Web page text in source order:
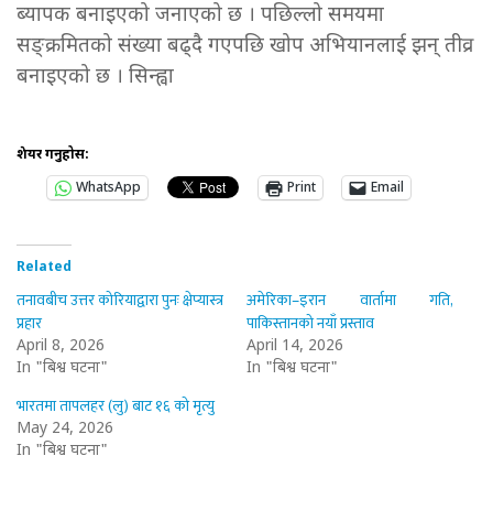
ब्यापक बनाइएको जनाएको छ । पछिल्लो समयमा
सङ्क्रमितको संख्या बढ्दै गएपछि खोप अभियानलाई झन् तीव्र
बनाइएको छ । सिन्ह्वा
शेयर गर्नुहोस:
WhatsApp
Print Email
Related
तनावबीच उत्तर कोरियाद्वारा पुनः क्षेप्यास्त्र
प्रहार
April 8, 2026
In "बिश्व घटना"
अमेरिका–इरान वार्तामा गति,
पाकिस्तानको नयाँ प्रस्ताव
April 14, 2026
In "बिश्व घटना"
भारतमा तापलहर (लु) बाट १६ को मृत्यु
May 24, 2026
In "बिश्व घटना"